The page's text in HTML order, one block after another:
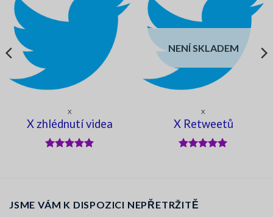
X
X zhlédnutí videa
NENÍ SKLADEM
X
X Retweetů
JSME VÁM K DISPOZICI NEPŘETRŽITĚ